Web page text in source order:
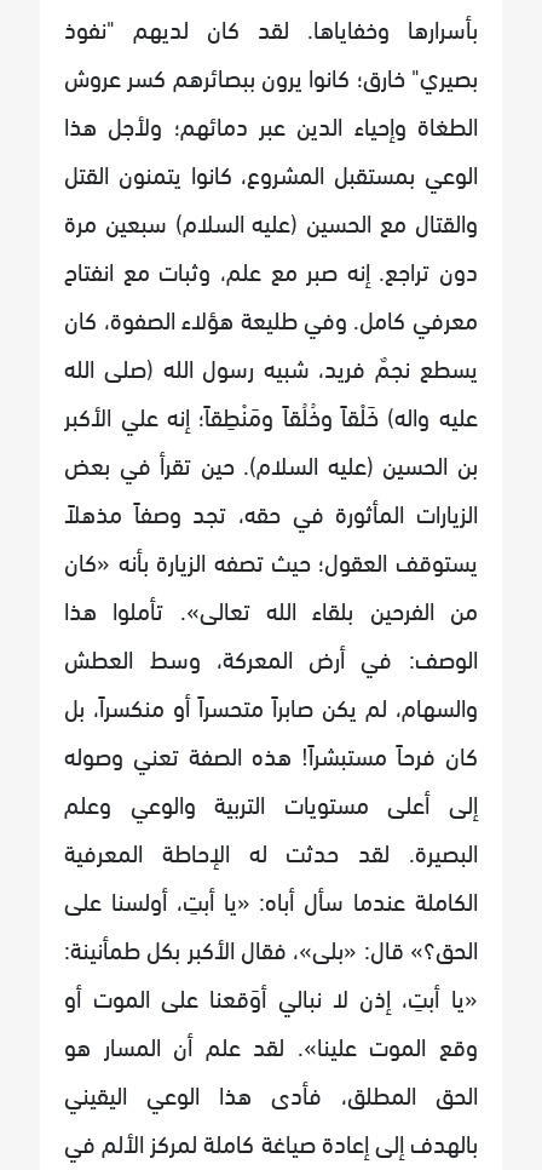
بأسرارها وخفاياها. لقد كان لديهم "نفوذ
بصيري" خارق؛ كانوا يرون ببصائرهم كسر عروش
الطغاة وإحياء الدين عبر دمائهم؛ ولأجل هذا
الوعي بمستقبل المشروع، كانوا يتمنون القتل
والقتال مع الحسين (عليه السلام) سبعين مرة
دون تراجع. إنه صبر مع علم، وثبات مع انفتاح
معرفي كامل. وفي طليعة هؤلاء الصفوة، كان
يسطع نجمٌ فريد، شبيه رسول الله (صلى الله
عليه واله) خَلْقاً وخُلُقاً ومَنْطِقاً؛ إنه علي الأكبر
بن الحسين (عليه السلام). حين تقرأ في بعض
الزيارات المأثورة في حقه، تجد وصفاً مذهلاً
يستوقف العقول؛ حيث تصفه الزيارة بأنه «كان
من الفرحين بلقاء الله تعالى». تأملوا هذا
الوصف: في أرض المعركة، وسط العطش
والسهام، لم يكن صابراً متحسراً أو منكسراً، بل
كان فرحاً مستبشراً! هذه الصفة تعني وصوله
إلى أعلى مستويات التربية والوعي وعلم
البصيرة. لقد حدثت له الإحاطة المعرفية
الكاملة عندما سأل أباه: «يا أبتِ، أولسنا على
الحق؟» قال: «بلى»، فقال الأكبر بكل طمأنينة:
«يا أبتِ، إذن لا نبالي أوَقعنا على الموت أو
وقع الموت علينا». لقد علم أن المسار هو
الحق المطلق، فأدى هذا الوعي اليقيني
بالهدف إلى إعادة صياغة كاملة لمركز الألم في